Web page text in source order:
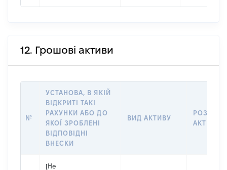
12. Грошові активи
№
УСТАНОВА, В ЯКІЙ
ВІДКРИТІ ТАКІ
РАХУНКИ АБО ДО
ЯКОЇ ЗРОБЛЕНІ
ВІДПОВІДНІ
ВНЕСКИ
ВИД АКТИВУ
РОЗМІР
АКТИВУ
[Не